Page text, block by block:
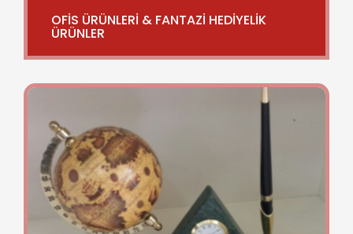
OFİS ÜRÜNLERİ & FANTAZİ HEDİYELİK
ÜRÜNLER